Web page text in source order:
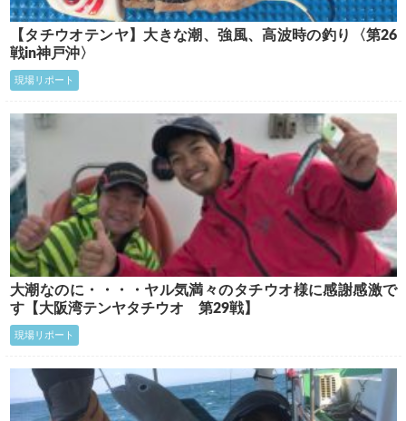
【タチウオテンヤ】大きな潮、強風、高波時の釣り〈第26
戦in神戸沖〉
現場リポート
大潮なのに・・・・ヤル気満々のタチウオ様に感謝感激で
す【大阪湾テンヤタチウオ 第29戦】
現場リポート